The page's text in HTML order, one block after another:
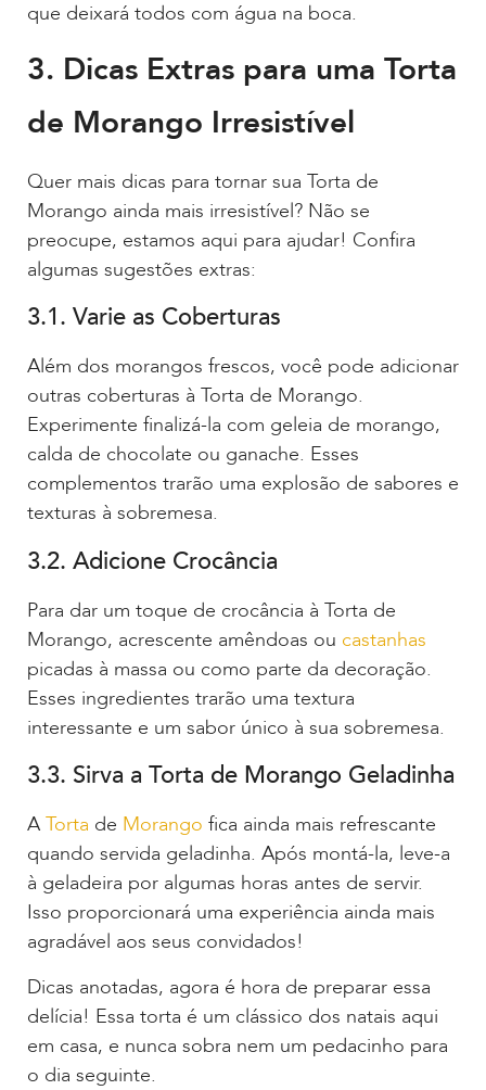
que deixará todos com água na boca.
3. Dicas Extras para uma Torta
de Morango Irresistível
Quer mais dicas para tornar sua Torta de
Morango ainda mais irresistível? Não se
preocupe, estamos aqui para ajudar! Confira
algumas sugestões extras:
3.1. Varie as Coberturas
Além dos morangos frescos, você pode adicionar
outras coberturas à Torta de Morango.
Experimente finalizá-la com geleia de morango,
calda de chocolate ou ganache. Esses
complementos trarão uma explosão de sabores e
texturas à sobremesa.
3.2. Adicione Crocância
Para dar um toque de crocância à Torta de
Morango, acrescente amêndoas ou castanhas
picadas à massa ou como parte da decoração.
Esses ingredientes trarão uma textura
interessante e um sabor único à sua sobremesa.
3.3. Sirva a Torta de Morango Geladinha
A Torta de Morango fica ainda mais refrescante
quando servida geladinha. Após montá-la, leve-a
à geladeira por algumas horas antes de servir.
Isso proporcionará uma experiência ainda mais
agradável aos seus convidados!
Dicas anotadas, agora é hora de preparar essa
delícia! Essa torta é um clássico dos natais aqui
em casa, e nunca sobra nem um pedacinho para
o dia seguinte.